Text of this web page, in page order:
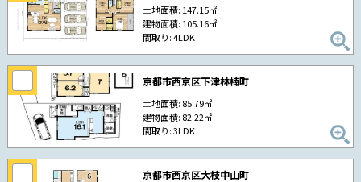
土地面積: 147.15㎡
建物面積: 105.16㎡
間取り: 4LDK
京都市西京区下津林楠町
土地面積: 85.79㎡
建物面積: 82.22㎡
間取り: 3LDK
京都市西京区大枝中山町